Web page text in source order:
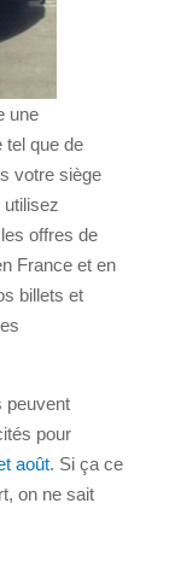
une
tel que de
votre siège
utilisez
offres de
France et en
billets et
peuvent
pour
août. Si ça ce
on ne sait